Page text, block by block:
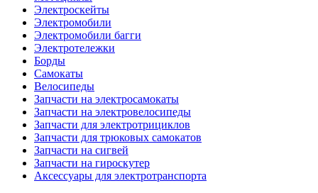
Электроскейты
Электромобили
Электромобили багги
Электротележки
Борды
Самокаты
Велосипеды
Запчасти на электросамокаты
Запчасти на электровелосипеды
Запчасти для электротрициклов
Запчасти для трюковых самокатов
Запчасти на сигвей
Запчасти на гироскутер
Аксессуары для электротранспорта